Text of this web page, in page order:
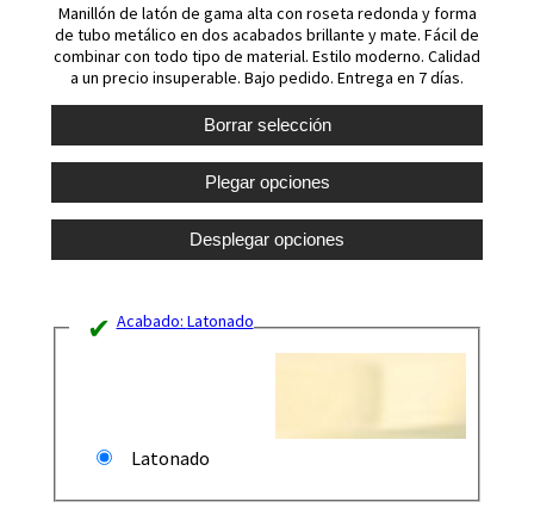
Manillón de latón de gama alta con roseta redonda y forma
de tubo metálico en dos acabados brillante y mate. Fácil de
combinar con todo tipo de material. Estilo moderno. Calidad
a un precio insuperable. Bajo pedido. Entrega en 7 días.
Acabado: Latonado
Latonado